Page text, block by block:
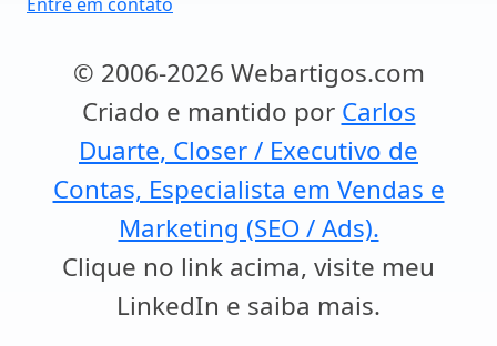
© 2006-2026 Webartigos.com
Criado e mantido por Carlos
Duarte, Closer / Executivo de
Contas, Especialista em Vendas e
Marketing (SEO / Ads).
Clique no link acima, visite meu
LinkedIn e saiba mais.